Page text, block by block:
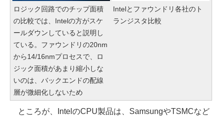
ロジック回路でのチップ面積
の比較では、Intelの方がスケ
ールダウンしていると説明し
ている。ファウンドリの20nm
から14/16nmプロセスで、ロ
ジック面積があまり縮小しな
いのは、バックエンドの配線
層が微細化しないため
Intelとファウンドリ各社のト
ランジスタ比較
ところが、IntelのCPU製品は、SamsungやTSMCなど